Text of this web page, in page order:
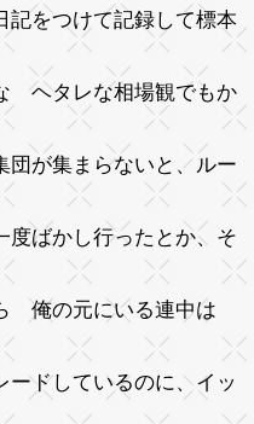
記をつけて記録して標本
ヘタレな相場観でもか
団が集まらないと、ルー
度ばかし行ったとか、そ
俺の元にいる連中は
ドしているのに、イッ